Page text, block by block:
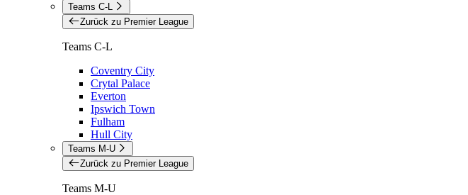
Teams C-L
Zurück zu Premier League
Teams C-L
Coventry City
Crytal Palace
Everton
Ipswich Town
Fulham
Hull City
Teams M-U
Zurück zu Premier League
Teams M-U